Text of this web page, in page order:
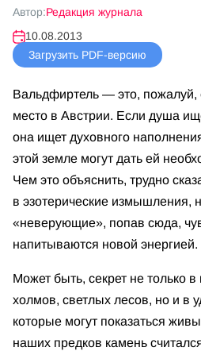
Автор:Редакция журнала
10.08.2013
Загрузить PDF-версию
Вальдфиртель — это, пожалуй,
место в Австрии. Если душа
она ищет духовного
этой земле могут дать ей
Чем это объяснить, трудно
в эзотерические измышления,
«неверующие», попав сюда,
напитываются новой энергией.
Может быть, секрет не только
холмов, светлых лесов, но и в
которые могут показаться
наших предков камень